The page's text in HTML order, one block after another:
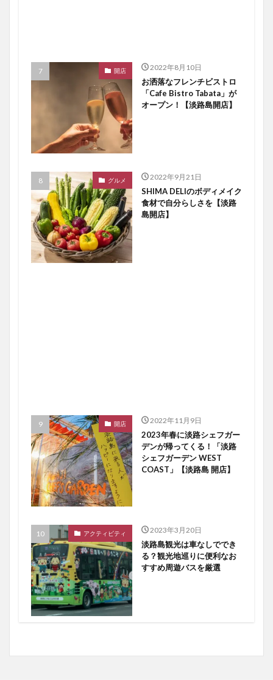
開店 2022年8月10日
お洒落なフレンチビストロ
「Cafe Bistro Tabata」が
オープン！【淡路島開店】
グルメ 2022年9月21日
SHIMA DELIのボディメイク
食材で自分らしさを【淡路
島開店】
開店 2022年11月9日
2023年春に淡路シェフガー
デンが帰ってくる！「淡路
シェフガーデン WEST
COAST」【淡路島 開店】
アクティビティ 2023年3月20日
淡路島観光は車なしででき
る？観光地巡りに便利なお
すすめ周遊バスを厳選